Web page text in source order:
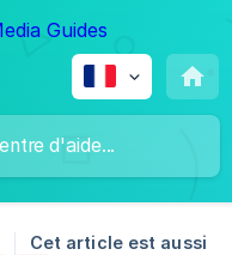
Cet article est aussi